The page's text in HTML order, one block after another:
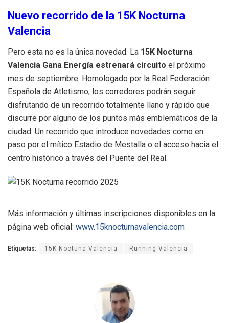
Nuevo recorrido de la 15K Nocturna
Valencia
Pero esta no es la única novedad. La 15K Nocturna
Valencia Gana Energía estrenará circuito el próximo
mes de septiembre. Homologado por la Real Federación
Española de Atletismo, los corredores podrán seguir
disfrutando de un recorrido totalmente llano y rápido que
discurre por alguno de los puntos más emblemáticos de la
ciudad. Un recorrido que introduce novedades como en
paso por el mítico Estadio de Mestalla o el acceso hacia el
centro histórico a través del Puente del Real.
Más información y últimas inscripciones disponibles en la
página web oficial: www.15knocturnavalencia.com
Etiquetas: 15K Noctuna Valencia Running Valencia